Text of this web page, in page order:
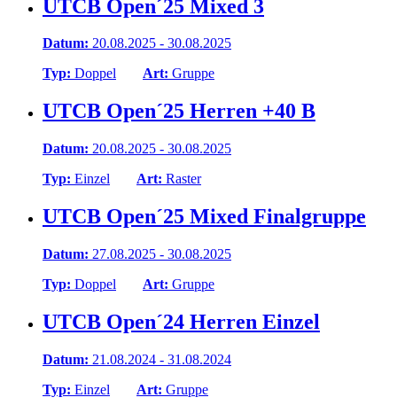
UTCB Open´25 Mixed 3
Datum: 20.08.2025 - 30.08.2025
Typ: Doppel Art: Gruppe
UTCB Open´25 Herren +40 B
Datum: 20.08.2025 - 30.08.2025
Typ: Einzel Art: Raster
UTCB Open´25 Mixed Finalgruppe
Datum: 27.08.2025 - 30.08.2025
Typ: Doppel Art: Gruppe
UTCB Open´24 Herren Einzel
Datum: 21.08.2024 - 31.08.2024
Typ: Einzel Art: Gruppe